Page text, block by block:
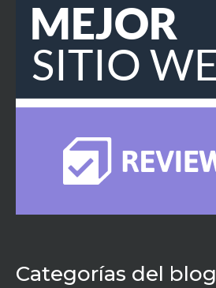
Categorías del blog